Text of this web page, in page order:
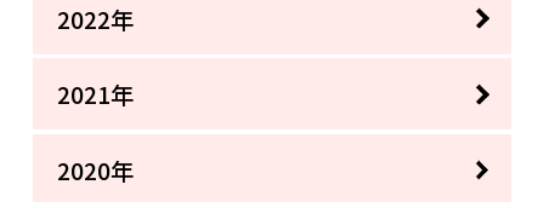
2022年
2021年
2020年